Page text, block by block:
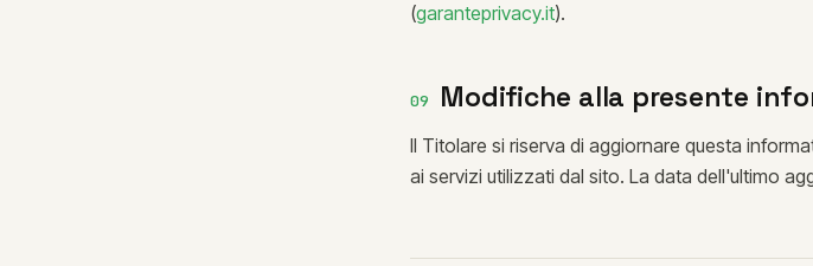
(garanteprivacy.it).
09 Modifiche alla presente
Il Titolare si riserva di aggiornare questa
ai servizi utilizzati dal sito. La data dell'ultimo